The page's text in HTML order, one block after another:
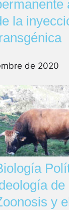
la
de 2020
de
y